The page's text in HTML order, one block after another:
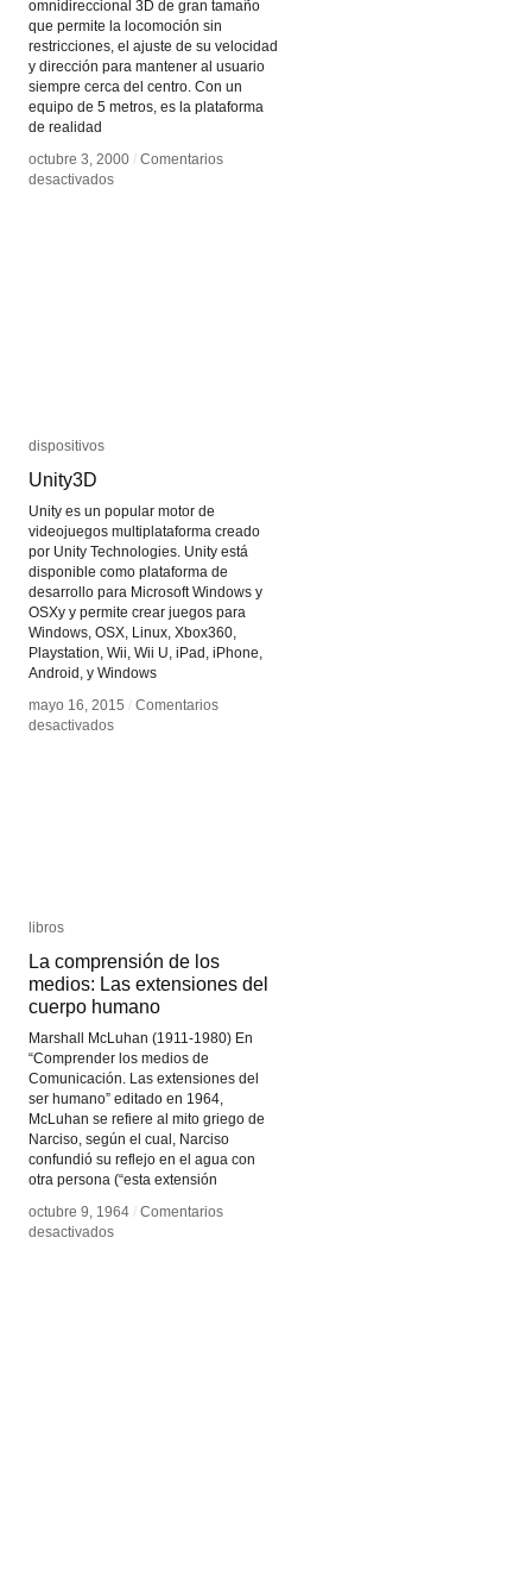
omnidireccional 3D de gran tamaño
que permite la locomoción sin
restricciones, el ajuste de su velocidad
y dirección para mantener al usuario
siempre cerca del centro. Con un
equipo de 5 metros, es la plataforma
de realidad
octubre 3, 2000 / Comentarios
desactivadosen
octubre 3, 2000 / Comentarios
desactivadosen
dispositivos
Unity3D
Unity es un popular motor de
videojuegos multiplataforma creado
por Unity Technologies. Unity está
disponible como plataforma de
desarrollo para Microsoft Windows y
OSXy y permite crear juegos para
Windows, OSX, Linux, Xbox360,
Playstation, Wii, Wii U, iPad, iPhone,
Android, y Windows
mayo 16, 2015 / Comentarios
desactivadosen
dispositivos
Unity3D
mayo 16, 2015 / Comentarios
desactivadosen
libros
La comprensión de los
medios: Las extensiones del
cuerpo humano
Marshall McLuhan (1911-1980) En
“Comprender los medios de
Comunicación. Las extensiones del
ser humano” editado en 1964,
McLuhan se refiere al mito griego de
Narciso, según el cual, Narciso
confundió su reflejo en el agua con
otra persona (“esta extensión
octubre 9, 1964 / Comentarios
desactivadosen
libros
La comprensión de los
medios: Las extensiones del
cuerpo humano
octubre 9, 1964 / Comentarios
desactivadosen